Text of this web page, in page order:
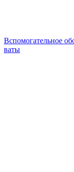
Вспомогательное
ваты